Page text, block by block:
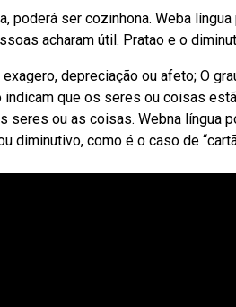
poderá ser cozinhona. Weba
acharam útil. Pratao e o
depreciação ou afeto; O
que os seres ou coisas
ou as coisas. Webna língua
como é o caso de